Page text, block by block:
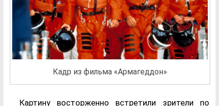
Кадр из фильма «Армагеддон»
Картину восторженно встретили зрители по